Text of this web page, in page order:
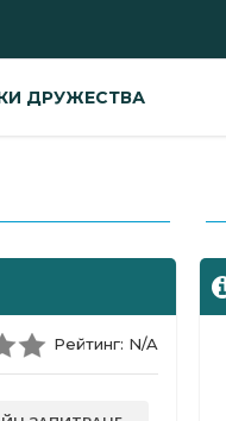
ДРУЖЕСТВА
Рейтинг: N/A